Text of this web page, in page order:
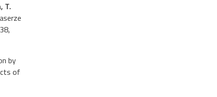
T.
by
of